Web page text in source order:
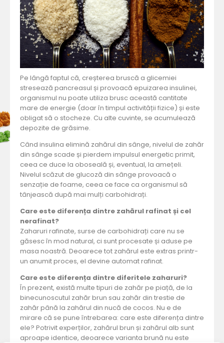
Pe lângă faptul că, creșterea bruscă a glicemiei
stresează pancreasul și provoacă epuizarea insulinei,
organismul nu poate utiliza brusc această cantitate
mare de energie (doar în timpul activității fizice) și este
obligat să o stocheze. Cu alte cuvinte, se acumulează
depozite de grăsime.
Când insulina elimină zahărul din sânge, nivelul de zahăr
din sânge scade și pierdem impulsul energetic primit,
ceea ce duce la oboseală și, eventual, la amețeli.
Nivelul scăzut de glucoză din sânge provoacă o
senzație de foame, ceea ce face ca organismul să
tânjească după mai mulți carbohidrați.
Care este diferența dintre zahărul rafinat și cel
nerafinat?
Zaharuri rafinate, surse de carbohidrați care nu se
găsesc în mod natural, ci sunt procesate și aduse pe
masa noastră. Deoarece tot zahărul este extras printr-
un anumit proces, el devine automat rafinat.
Care este diferența dintre diferitele zaharuri?
În prezent, există multe tipuri de zahăr pe piață, de la
binecunoscutul zahăr brun sau zahăr din trestie de
zahăr până la zahărul din nucă de cocos. Nu e de
mirare că se pune întrebarea: care este diferența dintre
ele? Potrivit experților, zahărul brun și zahărul alb sunt
aproape identice, deoarece varianta brună nu este